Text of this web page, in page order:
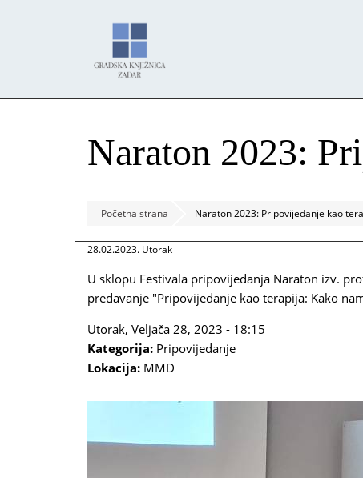
Naraton 2023:
Početna strana Naraton 2023: Pripovijedanje kao
28.02.2023. Utorak
U sklopu Festivala pripovijedanja Naraton izv.
predavanje "Pripovijedanje kao terapija: Kako
Utorak, Veljača 28, 2023 - 18:15
Kategorija: Pripovijedanje
Lokacija: MMD